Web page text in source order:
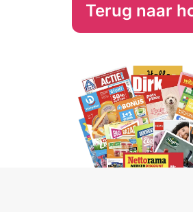
Terug naar